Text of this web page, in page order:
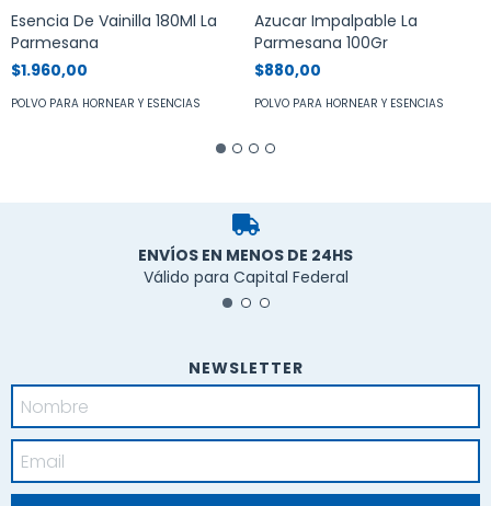
Esencia De Vainilla 180Ml La
Parmesana
$1.960,00
POLVO PARA HORNEAR Y ESENCIAS
Azucar Impalpable La
Parmesana 100Gr
$880,00
POLVO PARA HORNEAR Y ESENCIAS
ENVÍOS EN MENOS DE 24HS
Válido para Capital Federal
NEWSLETTER